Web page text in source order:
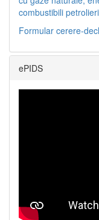
combustibili
Formular cerere-
ePIDS